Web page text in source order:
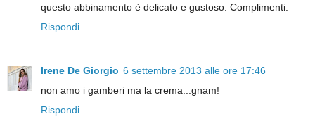
questo abbinamento è delicato e gustoso. Complimenti.
Rispondi
Irene De Giorgio 6 settembre 2013 alle ore 17:46
non amo i gamberi ma la crema...gnam!
Rispondi